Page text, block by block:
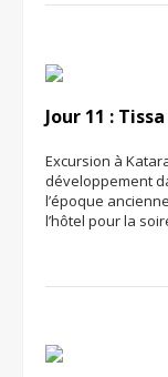
Jour 11 :
Excursion à
développement
l’époque
l’hôtel pour la